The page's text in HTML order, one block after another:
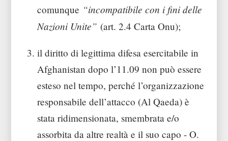
comunque “incompatibile con i fini delle
Nazioni Unite” (art. 2.4 Carta Onu);
il diritto di legittima difesa esercitabile in
Afghanistan dopo l’11.09 non può essere
esteso nel tempo, perché l’organizzazione
responsabile dell’attacco (Al Qaeda) è
stata ridimensionata, smembrata e/o
assorbita da altre realtà e il suo capo - O.